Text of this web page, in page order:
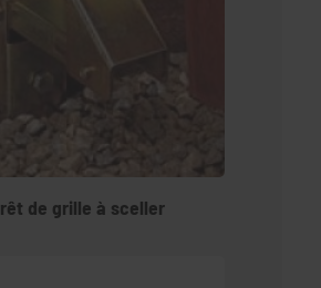
de grille à sceller